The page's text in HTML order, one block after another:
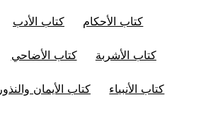
كتاب الأحكام كتاب الأدب
كتاب الأشربة كتاب الأضاحي
كتاب الأنبياء كتاب الأيمان والنذور